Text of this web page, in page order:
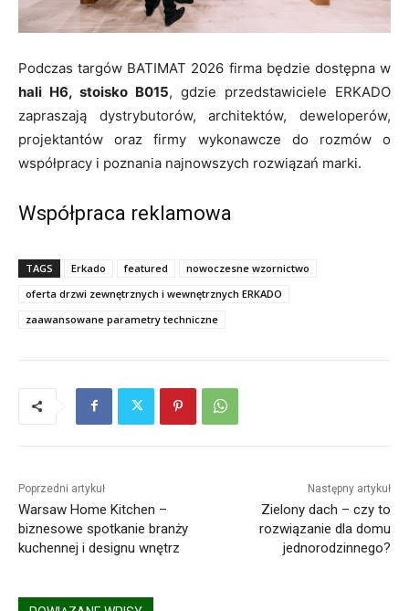
Podczas targów BATIMAT 2026 firma będzie dostępna w
hali H6, stoisko B015, gdzie przedstawiciele ERKADO
zapraszają dystrybutorów, architektów, deweloperów,
projektantów oraz firmy wykonawcze do rozmów o
współpracy i poznania najnowszych rozwiązań marki.
Współpraca reklamowa
TAGS Erkado featured
nowoczesne wzornictwo
oferta drzwi zewnętrznych i wewnętrznych ERKADO
zaawansowane parametry techniczne
Poprzedni artykuł
Warsaw Home Kitchen –
biznesowe spotkanie branży
kuchennej i designu wnętrz
Następny artykuł
Zielony dach – czy to
rozwiązanie dla domu
jednorodzinnego?